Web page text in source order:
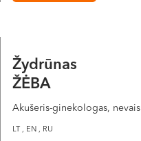
Žydrūnas
ŽĖBA
Akušeris-ginekologas,
LT , EN , RU